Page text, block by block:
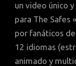
un video único
para The Safes
por fanáticos
12 idiomas
animado y